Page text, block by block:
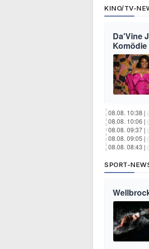
KINO/TV-
Da'Vine
Komödie
08.08. 10:38 |
08.08. 10:06 |
08.08. 09:37 |
08.08. 09:05 |
08.08. 08:43 |
SPORT-